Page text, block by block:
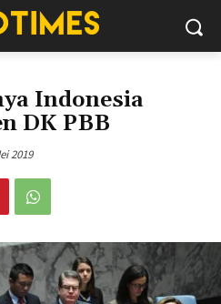
Indonesia
DK PBB
2019